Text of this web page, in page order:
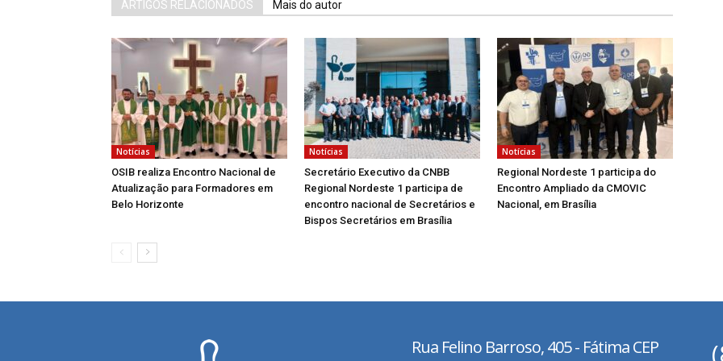
ARTIGOS RELACIONADOS Mais do autor
Notícias
OSIB realiza Encontro Nacional de
Atualização para Formadores em
Belo Horizonte
Notícias
Secretário Executivo da CNBB
Regional Nordeste 1 participa de
encontro nacional de Secretários e
Bispos Secretários em Brasília
Notícias
Regional Nordeste 1 participa do
Encontro Ampliado da CMOVIC
Nacional, em Brasília
Rua Felino Barroso, 405 - FátimaCEP